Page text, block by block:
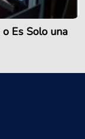
Es Solo una